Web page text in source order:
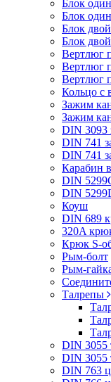
Блок
Блок
Блок
Блок
Вертлюг
Вертлюг
Вертлюг
Кольцо с
Зажим
Зажим
DIN 3093
DIN 741
DIN 741
Карабин
DIN
DIN
Коуш
DIN 689
320A
Крюк S-
Рым-болт
Рым-
Талрепы
DIN 3055
DIN 3055
DIN 763